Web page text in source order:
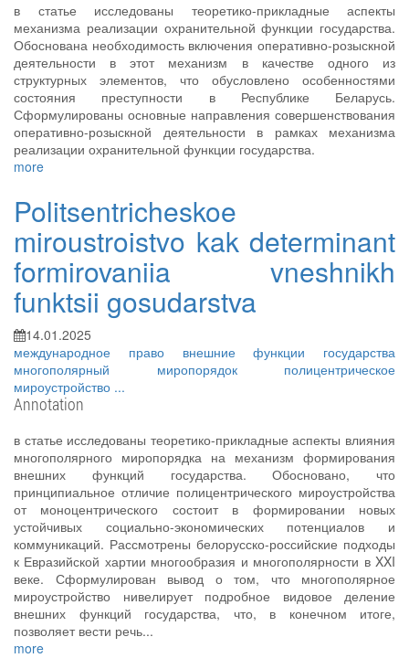
в статье исследованы теоретико-прикладные аспекты
механизма реализации охранительной функции государства.
Обоснована необходимость включения оперативно-розыскной
деятельности в этот механизм в качестве одного из
структурных элементов, что обусловлено особенностями
состояния преступности в Республике Беларусь.
Сформулированы основные направления совершенствования
оперативно-розыскной деятельности в рамках механизма
реализации охранительной функции государства.
more
Politsentricheskoe
miroustroistvo kak determinant
formirovaniia vneshnikh
funktsii gosudarstva
14.01.2025
международное право внешние функции государства
многополярный миропорядок полицентрическое
мироустройство ...
Annotation
в статье исследованы теоретико-прикладные аспекты влияния
многополярного миропорядка на механизм формирования
внешних функций государства. Обосновано, что
принципиальное отличие полицентрического мироустройства
от моноцентрического состоит в формировании новых
устойчивых социально-экономических потенциалов и
коммуникаций. Рассмотрены белорусско-российские подходы
к Евразийской хартии многообразия и многополярности в XXI
веке. Сформулирован вывод о том, что многополярное
мироустройство нивелирует подробное видовое деление
внешних функций государства, что, в конечном итоге,
позволяет вести речь...
more